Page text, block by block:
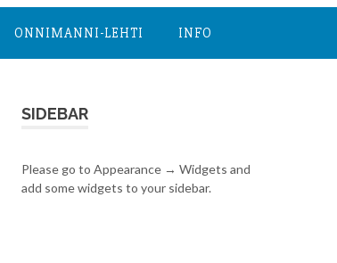
ONNIMANNI-LEHTI INFO
SIDEBAR
Please go to Appearance → Widgets and
add some widgets to your sidebar.